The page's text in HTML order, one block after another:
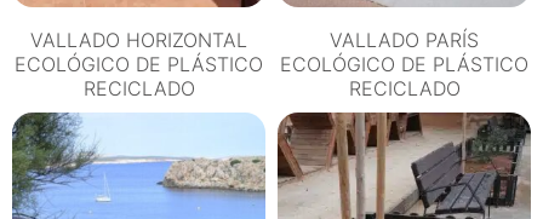
VALLADO HORIZONTAL
ECOLÓGICO DE PLÁSTICO
RECICLADO
VALLADO PARÍS
ECOLÓGICO DE PLÁSTICO
RECICLADO